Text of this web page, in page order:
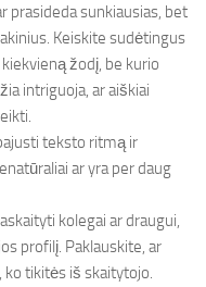
prasideda sunkiausias, bet
Keiskite sudėtingus
žodį, be kurio
intriguoja, ar aiškiai
teksto ritmą ir
ar yra per daug
kolegai ar draugui,
profilį. Paklauskite, ar
ko tikitės iš skaitytojo.